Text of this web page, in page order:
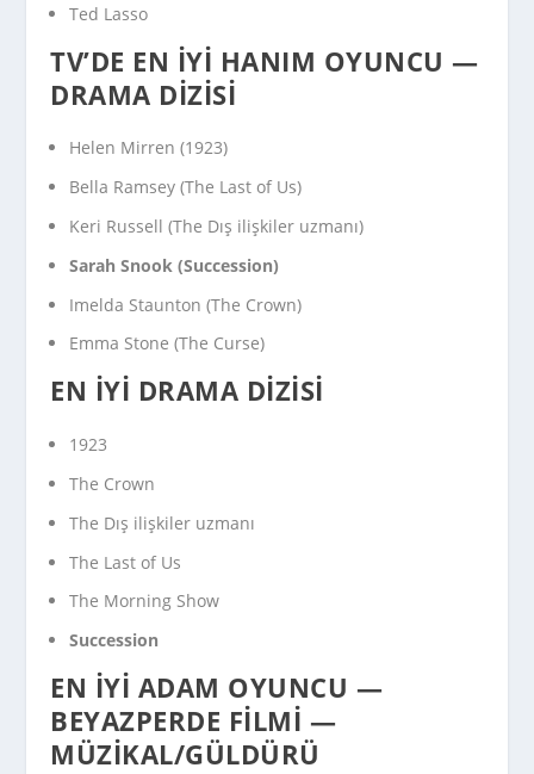
Ted Lasso
TV’DE EN İYI HANIM OYUNCU —
DRAMA DIZISI
Helen Mirren (1923)
Bella Ramsey (The Last of Us)
Keri Russell (The Dış ilişkiler uzmanı)
Sarah Snook (Succession)
Imelda Staunton (The Crown)
Emma Stone (The Curse)
EN İYI DRAMA DIZISI
1923
The Crown
The Dış ilişkiler uzmanı
The Last of Us
The Morning Show
Succession
EN İYI ADAM OYUNCU —
BEYAZPERDE FILMI —
MÜZIKAL/GÜLDÜRÜ